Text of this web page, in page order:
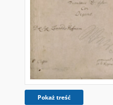
Pokaż treść